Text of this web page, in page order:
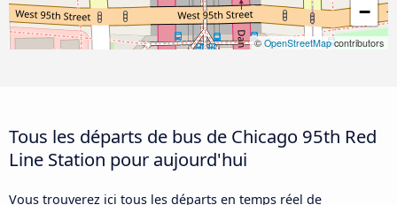
−
©OpenStreetMapcontributors
Tous les départs de bus de Chicago 95th Red
Line Station pour aujourd'hui
Vous trouverez ici tous les départs en temps réel de